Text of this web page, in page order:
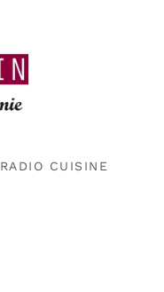
RADIO CUISINE